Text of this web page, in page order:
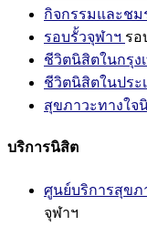
กิจกรรมและชม
รอบรั้วจุฬาฯ รอ
ชีวิตนิสิตในกรุง
ชีวิตนิสิตในประ
สุขภาวะทางใจ
บริการนิสิต
ศูนย์บริการสุขภ
จุฬาฯ